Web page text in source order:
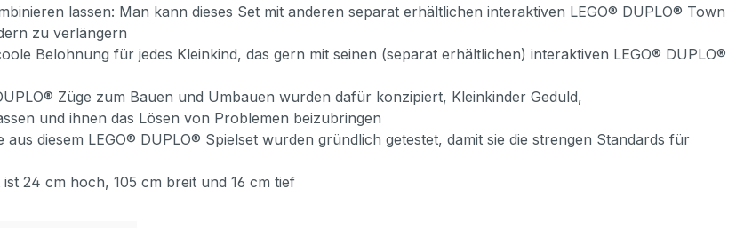
lassen: Man kann dieses Set mit anderen separat erhältlichen interaktiven LEGO® DUPLO® Town
zu verlängern
Belohnung für jedes Kleinkind, das gern mit seinen (separat erhältlichen) interaktiven LEGO® DUPLO®
Züge zum Bauen und Umbauen wurden dafür konzipiert, Kleinkinder Geduld,
und ihnen das Lösen von Problemen beizubringen
diesem LEGO® DUPLO® Spielset wurden gründlich getestet, damit sie die strengen Standards für
24 cm hoch, 105 cm breit und 16 cm tief